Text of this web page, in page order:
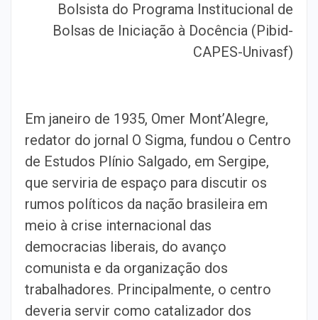
Bolsista do Programa Institucional de
Bolsas de Iniciação à Docência (Pibid-
CAPES-Univasf)
Em janeiro de 1935, Omer Mont’Alegre,
redator do jornal O Sigma, fundou o Centro
de Estudos Plínio Salgado, em Sergipe,
que serviria de espaço para discutir os
rumos políticos da nação brasileira em
meio à crise internacional das
democracias liberais, do avanço
comunista e da organização dos
trabalhadores. Principalmente, o centro
deveria servir como catalizador dos